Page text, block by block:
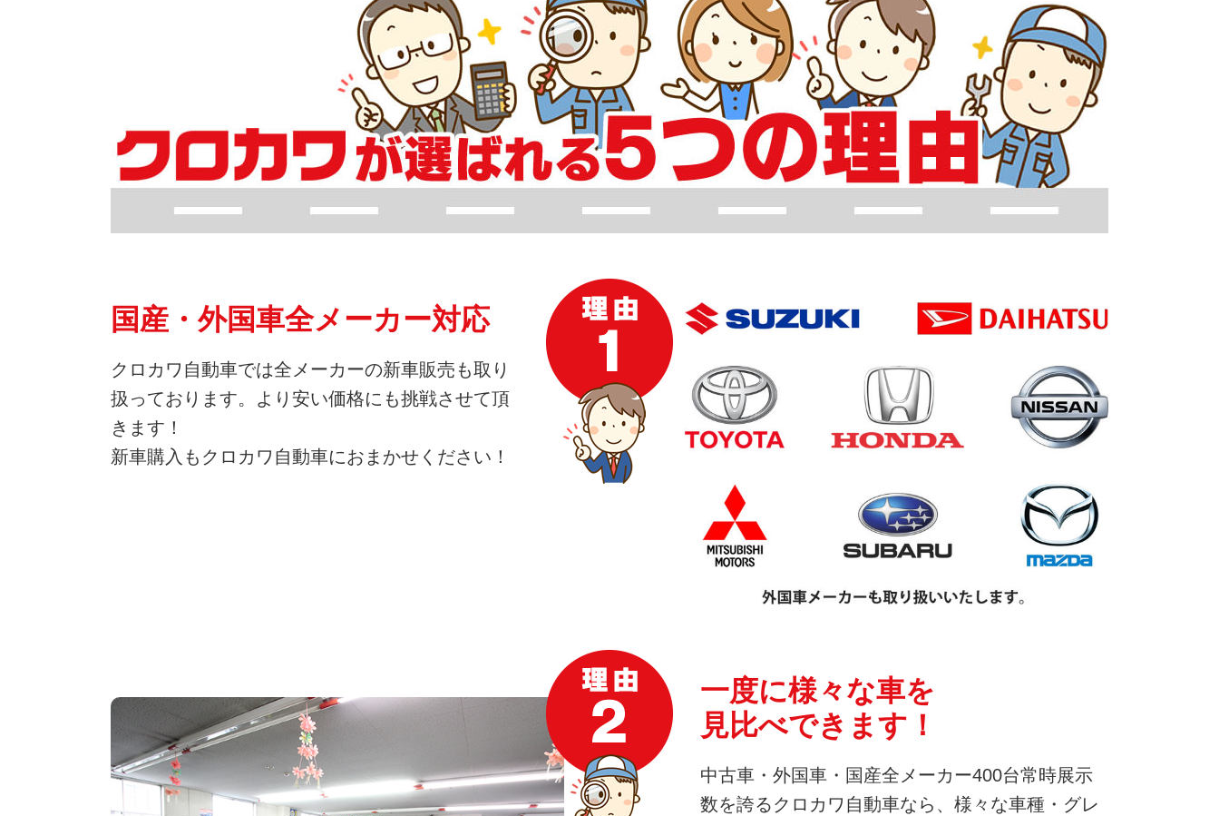
国産・外国車全メーカー対応
クロカワ自動車では全メーカーの新車販売も取り
扱っております。より安い価格にも挑戦させて頂
きます！
新車購入もクロカワ自動車におまかせください！
一度に様々な車を
見比べできます！
中古車・外国車・国産全メーカー400台常時展示
数を誇るクロカワ自動車なら、様々な車種・グレ